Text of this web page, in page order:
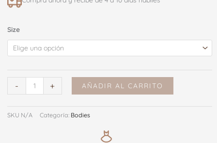
Size
-
GABRIELLE
NEGRO
cantidad
+ AÑADIR AL CARRITO
SKU N/A Categoría: Bodies